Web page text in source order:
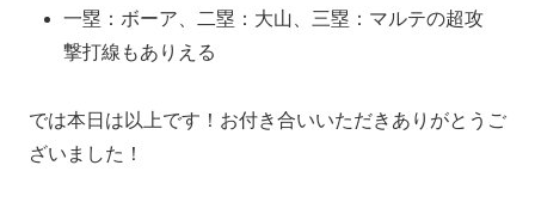
一塁：ボーア、二塁：大山、三塁：マルテの超攻
撃打線もありえる
では本日は以上です！お付き合いいただきありがとうご
ざいました！